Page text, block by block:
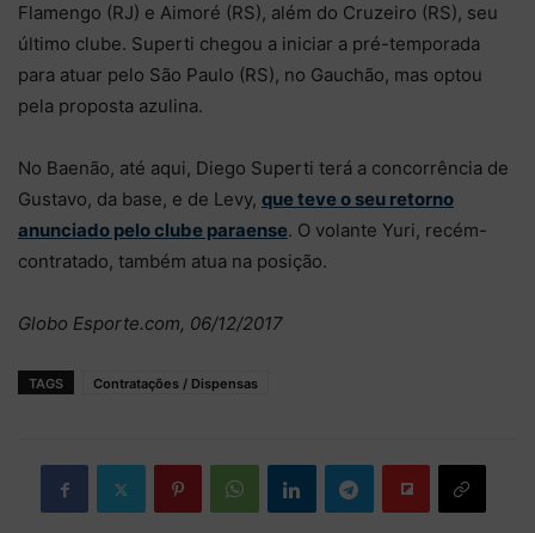
Flamengo (RJ) e Aimoré (RS), além do Cruzeiro (RS), seu
último clube. Superti chegou a iniciar a pré-temporada
para atuar pelo São Paulo (RS), no Gauchão, mas optou
pela proposta azulina.
No Baenão, até aqui, Diego Superti terá a concorrência de
Gustavo, da base, e de Levy, que teve o seu retorno
anunciado pelo clube paraense. O volante Yuri, recém-
contratado, também atua na posição.
Globo Esporte.com, 06/12/2017
TAGS Contratações / Dispensas